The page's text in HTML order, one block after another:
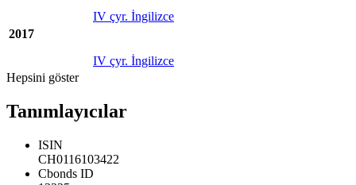
IV çyr. İngilizce
2017
IV çyr. İngilizce
Hepsini göster
Tanımlayıcılar
ISIN
CH0116103422
Cbonds ID